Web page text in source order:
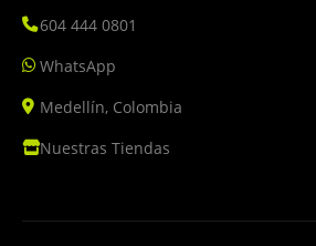
604 444 0801
WhatsApp
Medellín, Colombia
Nuestras Tiendas